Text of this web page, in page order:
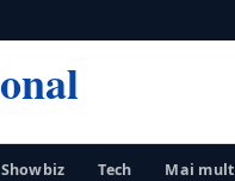
Showbiz Tech Mai mult